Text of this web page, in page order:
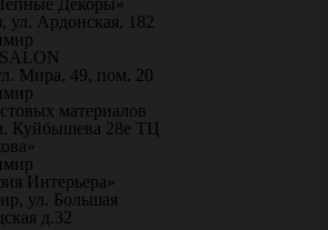
Декоры»
ул. Ардонская, 182
Мира, 49, пом. 20
материалов
Куйбышева 28е ТЦ
Интерьера»
ул. Большая
д.32